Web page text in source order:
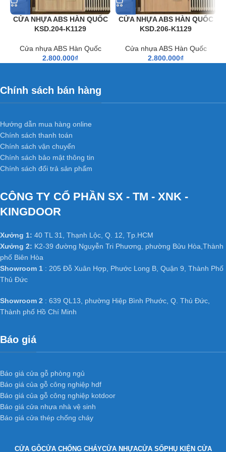
Cửa nhựa abs Hàn Quốc là cửa nhựa cao cấp nhất hiện nay.Cửa
nhựa abscòn gọi là cửa nhựa giả gỗ hay cửa nhựa vân gỗ.
cửa:
Cửa nhựa abs Hàn Quốc cao cấp
Những ưu điểm của cửa nhựa ABS
CỬA NHỰA ABS HÀN QUỐC
KSD.204-K1129
Cửa nhựa ABS Hàn Quốc
2.800.000₫
CỬA NHỰA ABS HÀN QUỐC
KSD.206-K1129
Cửa nhựa ABS Hàn Quốc
2.800.000₫
Chính sách bán hàng
Hướng dẫn mua hàng online
Chính sách thanh toán
Chính sách vận chuyển
Chính sách bảo mật thông tin
Chính sách đổi trả sản phẩm
CÔNG TY CỔ PHẦN SX - TM - XNK -
KINGDOOR
Xưởng 1: 40 TL 31, Thạnh Lộc, Q. 12, Tp.HCM
Xưởng 2: K2-39 đường Nguyễn Tri Phương, phường Bửu Hòa,Thành
phố Biên Hòa
Showroom 1 : 205 Đỗ Xuân Hợp, Phước Long B, Quận 9, Thành Phố
Thủ Đức
Showroom 2 : 639 QL13, phường Hiệp Bình Phước, Q. Thủ Đức,
Thành phố Hồ Chí Minh
Báo giá
Báo giá cửa gỗ phòng ngủ
Báo giá của gỗ công nghiệp hdf
Báo giá của gỗ công nghiệp kotdoor
Báo giá cửa nhựa nhà vệ sinh
Báo giá cửa thép chống cháy
CỬA GỖCỬA CHỐNG CHÁYCỬA NHỰACỬA SỔPHỤ KIỆN CỬA